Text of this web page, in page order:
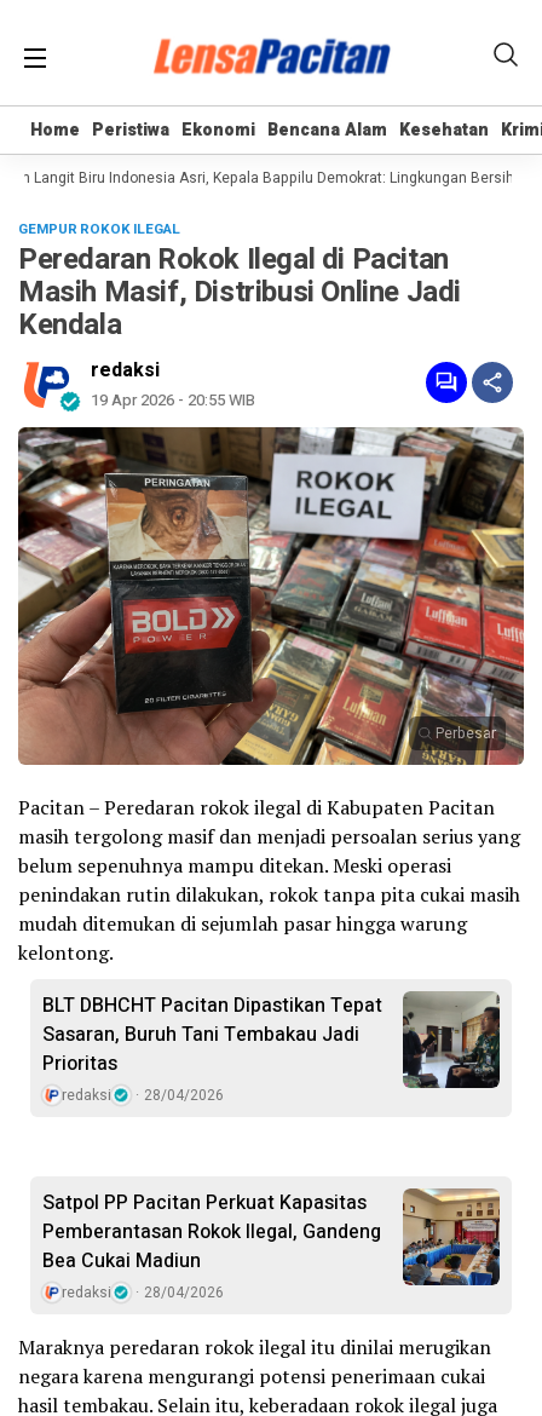
Home Peristiwa Ekonomi Bencana Alam Kesehatan
Home Peristiwa Ekonomi Bencana Alam Kesehatan
Langit Biru Indonesia Asri, Kepala Bappilu Demokrat: Lingkungan Bersih
GEMPUR ROKOK ILEGAL
Peredaran Rokok Ilegal di Pacitan
Masih Masif, Distribusi Online Jadi
Kendala
redaksi
19 Apr 2026 - 20:55 WIB
Perbesar
Pacitan – Peredaran rokok ilegal di Kabupaten Pacitan
masih tergolong masif dan menjadi persoalan serius yang
belum sepenuhnya mampu ditekan. Meski operasi
penindakan rutin dilakukan, rokok tanpa pita cukai masih
mudah ditemukan di sejumlah pasar hingga warung
kelontong.
BLT DBHCHT Pacitan Dipastikan Tepat
Sasaran, Buruh Tani Tembakau Jadi
Prioritas
redaksi 28/04/2026
Satpol PP Pacitan Perkuat Kapasitas
Pemberantasan Rokok Ilegal, Gandeng
Bea Cukai Madiun
redaksi 28/04/2026
Maraknya peredaran rokok ilegal itu dinilai merugikan
negara karena mengurangi potensi penerimaan cukai
hasil tembakau. Selain itu, keberadaan rokok ilegal juga